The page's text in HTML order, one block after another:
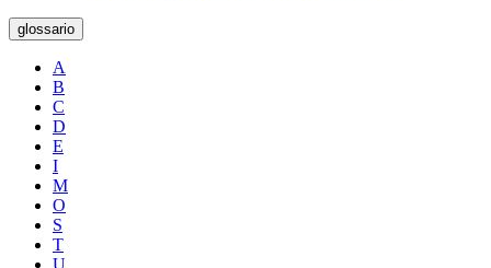
glossario
A
B
C
D
E
I
M
O
S
T
U